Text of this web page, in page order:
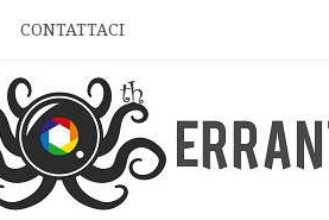
CONTATTACI